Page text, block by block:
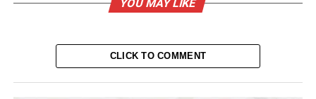
YOU MAY LIKE
CLICK TO COMMENT